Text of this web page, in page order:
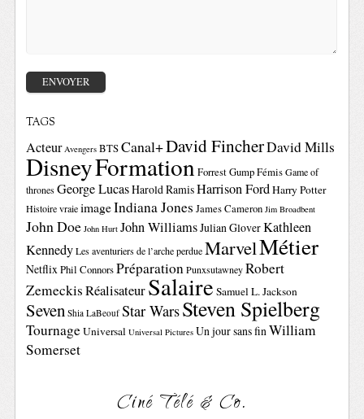
TAGS
Acteur Avengers BTSCanal+David FincherDavid Mills
DisneyFormationForrest GumpFémis Game of
thrones George LucasHarold RamisHarrison FordHarry Potter
Histoire vraie imageIndiana Jones James Cameron Jim Broadbent
John Doe John Hurt John WilliamsJulian GloverKathleen
Kennedy Les aventuriers de l’arche perdue MarvelMétier
NetflixPhil ConnorsPréparation Punxsutawney Robert
ZemeckisRéalisateurSalaire Samuel L. Jackson
Seven Shia LaBeouf Star WarsSteven Spielberg
TournageUniversal Universal Pictures Un jour sans finWilliam
Somerset
Ciné Télé & Co.